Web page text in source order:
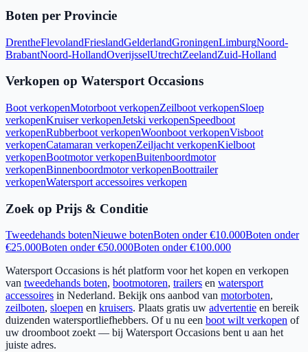
Boten per Provincie
DrentheFlevolandFrieslandGelderlandGroningenLimburgNoord-
BrabantNoord-HollandOverijsselUtrechtZeelandZuid-Holland
Verkopen op Watersport Occasions
Boot verkopenMotorboot verkopenZeilboot verkopenSloep
verkopenKruiser verkopenJetski verkopenSpeedboot
verkopenRubberboot verkopenWoonboot verkopenVisboot
verkopenCatamaran verkopenZeiljacht verkopenKielboot
verkopenBootmotor verkopenBuitenboordmotor
verkopenBinnenboordmotor verkopenBoottrailer
verkopenWatersport accessoires verkopen
Zoek op Prijs & Conditie
Tweedehands botenNieuwe botenBoten onder €10.000Boten onder
€25.000Boten onder €50.000Boten onder €100.000
Watersport Occasions is hét platform voor het kopen en verkopen
van tweedehands boten, bootmotoren, trailers en watersport
accessoires in Nederland. Bekijk ons aanbod van motorboten,
zeilboten, sloepen en kruisers. Plaats gratis uw advertentie en bereik
duizenden watersportliefhebbers. Of u nu een boot wilt verkopen of
uw droomboot zoekt — bij Watersport Occasions bent u aan het
juiste adres.